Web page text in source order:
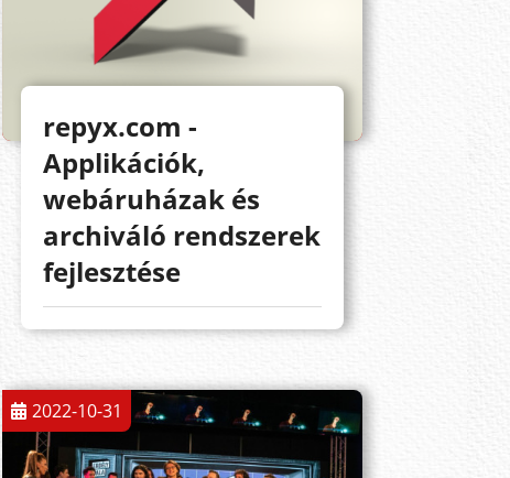
repyx.com -
Applikációk,
webáruházak és
archiváló rendszerek
fejlesztése
2022-10-31